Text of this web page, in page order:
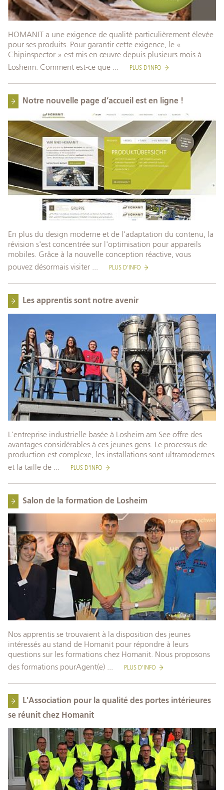
HOMANIT a une exigence de qualité particulièrement élevée
pour ses produits. Pour garantir cette exigence, le «
Chipinspector » est mis en œuvre depuis plusieurs mois à
Losheim. Comment est-ce que ...
PLUS D'INFO
Notre nouvelle page d’accueil est en ligne !
En plus du design moderne et de l'adaptation du contenu, la
révision s'est concentrée sur l'optimisation pour appareils
mobiles. Grâce à la nouvelle conception réactive, vous
pouvez désormais visiter ...
PLUS D'INFO
Les apprentis sont notre avenir
L'entreprise industrielle basée à Losheim am See offre des
avantages considérables à ces jeunes gens. Le processus de
production est complexe, les installations sont ultramodernes
et la taille de ...
PLUS D'INFO
Salon de la formation de Losheim
Nos apprentis se trouvaient à la disposition des jeunes
intéressés au stand de Homanit pour répondre à leurs
questions sur les formations chez Homanit. Nous proposons
des formations pourAgent(e) ...
PLUS D'INFO
L'Association pour la qualité des portes intérieures
se réunit chez Homanit